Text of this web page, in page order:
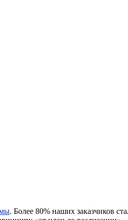
. Более 80% наших заказчиков